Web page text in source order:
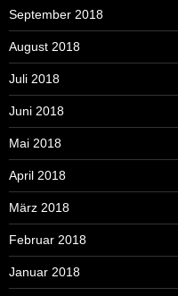
September 2018
August 2018
Juli 2018
Juni 2018
Mai 2018
April 2018
März 2018
Februar 2018
Januar 2018